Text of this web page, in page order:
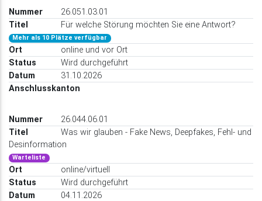
26.051.03.01
Für welche Störung möchten Sie eine Antwort?
Mehr als 10 Plätze verfügbar
online und vor Ort
Wird durchgeführt
31.10.2026
26.044.06.01
Was wir glauben - Fake News, Deepfakes, Fehl- und
Desinformation
Warteliste
online/virtuell
Wird durchgeführt
04.11.2026